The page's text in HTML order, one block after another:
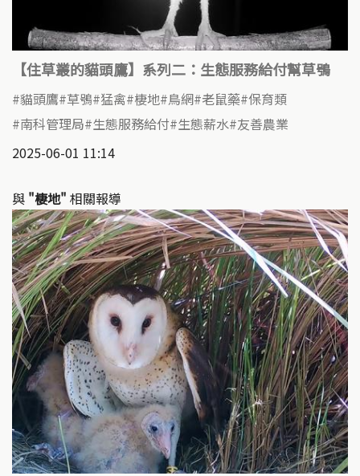
【住草叢的貓頭鷹】系列二：生態服務給付幫草鴞
貓頭鷹 草鴞 猛禽 棲地 鳥網 老鼠藥 保育類
南科管理局 生態服務給付 生態薪水 友善農業
2025-06-01 11:14
與 "棲地" 相關報導